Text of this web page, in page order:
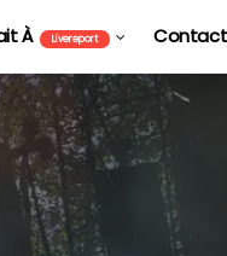
À Livereport Contact